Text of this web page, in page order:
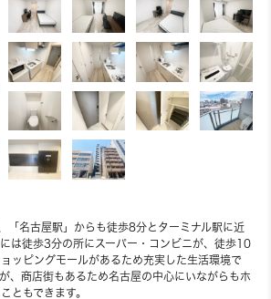
「名古屋駅」からも徒歩8分とターミナル駅に近
は徒歩3分の所にスーパー・コンビニが、徒歩10
ッピングモールがあるため充実した生活環境で
、商店街もあるため名古屋の中心にいながらもホ
ともできます。